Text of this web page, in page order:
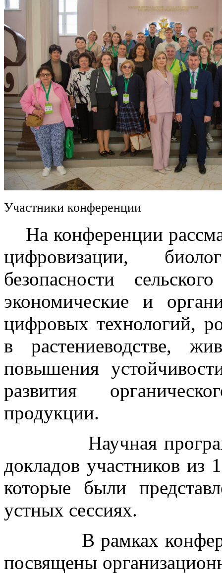
Участники конференции
На конференции
цифровизации,
безопасности
экономические и
цифровых технологий,
в растениеводстве,
повышения
развития
продукции.
Научная программа
докладов участников из
которые были
устных сессиях.
В рамках
посвящены